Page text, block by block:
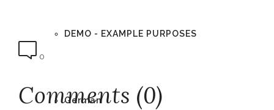
DEMO - EXAMPLE PURPOSES
German
0
Comments (0)